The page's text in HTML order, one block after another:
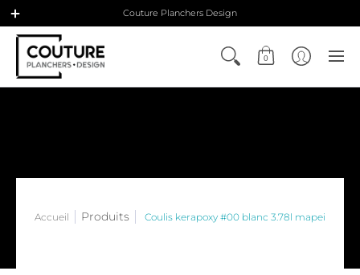
Couture Planchers Design
0
Accueil Produits Coulis kerapoxy #00 blanc 3.78l mapei